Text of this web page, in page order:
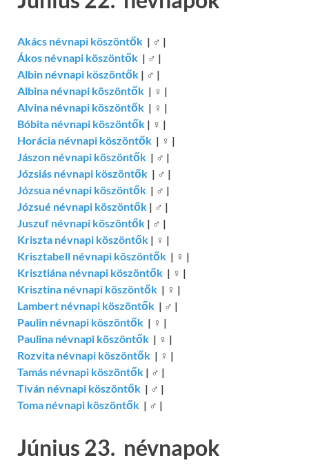
Akács névnapi köszöntők | ♂ |
Ákos névnapi köszöntők | ♂ |
Albin névnapi köszöntők | ♂ |
Albina névnapi köszöntők | ♀ |
Alvina névnapi köszöntők | ♀ |
Bóbita névnapi köszöntők | ♀ |
Horácia névnapi köszöntők | ♀ |
Jászon névnapi köszöntők | ♂ |
Józsiás névnapi köszöntők | ♂ |
Józsua névnapi köszöntők | ♂ |
Józsué névnapi köszöntők | ♂ |
Juszuf névnapi köszöntők | ♂ |
Kriszta névnapi köszöntők | ♀ |
Krisztabell névnapi köszöntők | ♀ |
Krisztiána névnapi köszöntők | ♀ |
Krisztina névnapi köszöntők | ♀ |
Lambert névnapi köszöntők | ♂ |
Paulin névnapi köszöntők | ♀ |
Paulina névnapi köszöntők | ♀ |
Rozvita névnapi köszöntők | ♀ |
Tamás névnapi köszöntők | ♂ |
Tiván névnapi köszöntők | ♂ |
Toma névnapi köszöntők | ♂ |
Június 23. névnapok